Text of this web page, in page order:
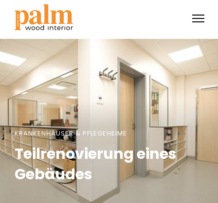
KRANKENHÄUSER & PFLEGEHEIME
Teilrenovierung eines
Gebäudes